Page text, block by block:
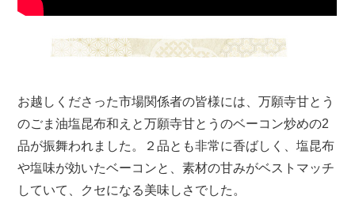
お越しくださった市場関係者の皆様には、万願寺甘とう
のごま油塩昆布和えと万願寺甘とうのベーコン炒めの2
品が振舞われました。２品とも非常に香ばしく、塩昆布
や塩味が効いたベーコンと、素材の甘みがベストマッチ
していて、クセになる美味しさでした。